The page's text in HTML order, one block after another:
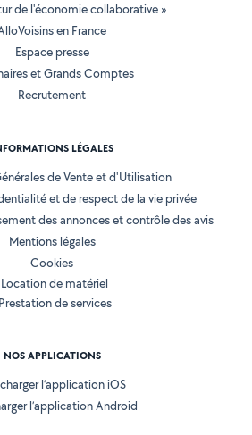
de l'économie collaborative »
en France
Espace presse
et Grands Comptes
Recrutement
LÉGALES
de Vente et d'Utilisation
et de respect de la vie privée
des annonces et contrôle des avis
Mentions légales
Cookies
Location de matériel
Prestation de services
NOS APPLICATIONS
l’application iOS
l’application Android